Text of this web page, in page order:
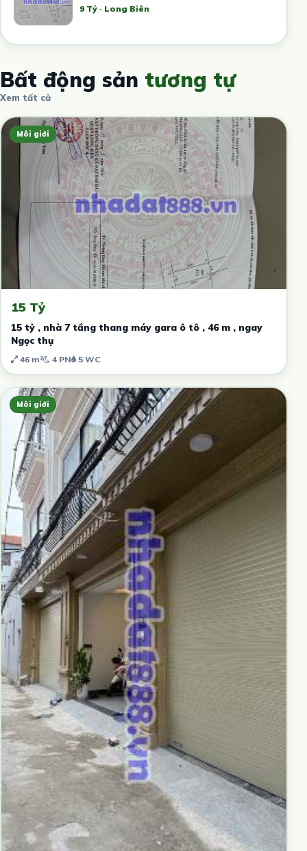
9 Tỷ · Long Biên
Bất động sản tương tự
Xem tất cả
Môi giới
15 Tỷ
15 tỷ , nhà 7 tầng thang máy gara ô tô , 46 m , ngay
Ngọc thụ
46 m² 4 PN 5 WC
Môi giới